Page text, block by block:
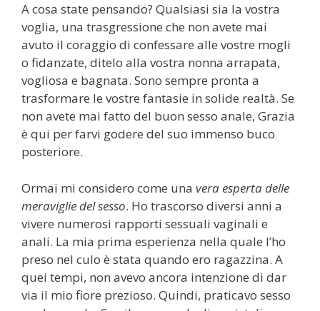
A cosa state pensando? Qualsiasi sia la vostra
voglia, una trasgressione che non avete mai
avuto il coraggio di confessare alle vostre mogli
o fidanzate, ditelo alla vostra nonna arrapata,
vogliosa e bagnata. Sono sempre pronta a
trasformare le vostre fantasie in solide realtà. Se
non avete mai fatto del buon sesso anale, Grazia
è qui per farvi godere del suo immenso buco
posteriore.
Ormai mi considero come una vera esperta delle
meraviglie del sesso. Ho trascorso diversi anni a
vivere numerosi rapporti sessuali vaginali e
anali. La mia prima esperienza nella quale l’ho
preso nel culo è stata quando ero ragazzina. A
quei tempi, non avevo ancora intenzione di dar
via il mio fiore prezioso. Quindi, praticavo sesso